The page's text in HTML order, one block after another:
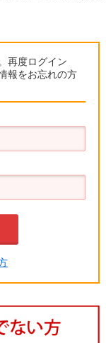
再度ログイン
報をお忘れの方